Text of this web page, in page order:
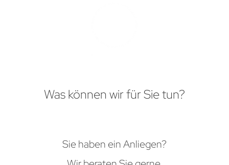
Was können wir für Sie tun?
Sie haben ein Anliegen?